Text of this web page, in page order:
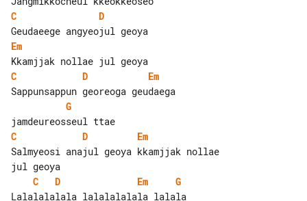
C
D
Em
C
D
Em
G
C
D
Em
Salmyeosi anajul geoya kkamjjak nollae
C
D Em
G